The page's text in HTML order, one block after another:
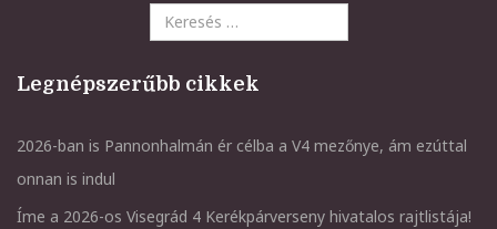
Legnépszerűbb cikkek
2026-ban is Pannonhalmán ér célba a V4 mezőnye, ám ezúttal
onnan is indul
Íme a 2026-os Visegrád 4 Kerékpárverseny hivatalos rajtlistája!